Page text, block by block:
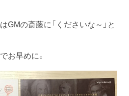
GMの斎藤に「くださいな～」と
お早めに。